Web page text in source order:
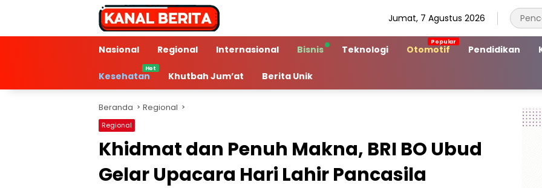
Jumat, 7 Agustus 2026
Nasional Regional Internasional Bisnis Teknologi Otomotif Pendidikan
Kesehatan Khutbah Jum’at Berita Unik
Beranda Regional
Regional
Khidmat dan Penuh Makna, BRI BO Ubud
Gelar Upacara Hari Lahir Pancasila